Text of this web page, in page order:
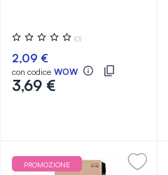
Valutazione:
0%
(0)
2,09 €
con codice WOW
3,69 €
PROMOZIONE